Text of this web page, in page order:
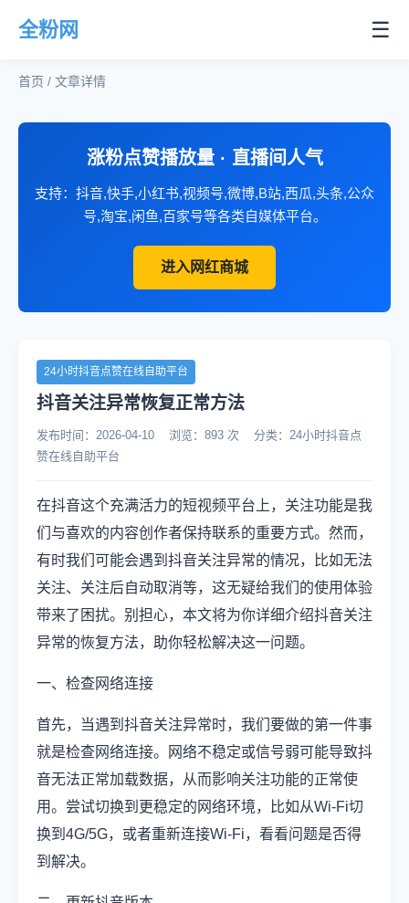
全粉网 ☰
首页 / 文章详情
涨粉点赞播放量 · 直播间人气
支持：抖音,快手,小红书,视频号,微博,B站,西瓜,头条,公众
号,淘宝,闲鱼,百家号等各类自媒体平台。
进入网红商城
24小时抖音点赞在线自助平台
抖音关注异常恢复正常方法
发布时间：2026-04-10 浏览：893 次 分类：24小时抖音点
赞在线自助平台
在抖音这个充满活力的短视频平台上，关注功能是我
们与喜欢的内容创作者保持联系的重要方式。然而，
有时我们可能会遇到抖音关注异常的情况，比如无法
关注、关注后自动取消等，这无疑给我们的使用体验
带来了困扰。别担心，本文将为你详细介绍抖音关注
异常的恢复方法，助你轻松解决这一问题。
一、检查网络连接
首先，当遇到抖音关注异常时，我们要做的第一件事
就是检查网络连接。网络不稳定或信号弱可能导致抖
音无法正常加载数据，从而影响关注功能的正常使
用。尝试切换到更稳定的网络环境，比如从Wi-Fi切
换到4G/5G，或者重新连接Wi-Fi，看看问题是否得
到解决。